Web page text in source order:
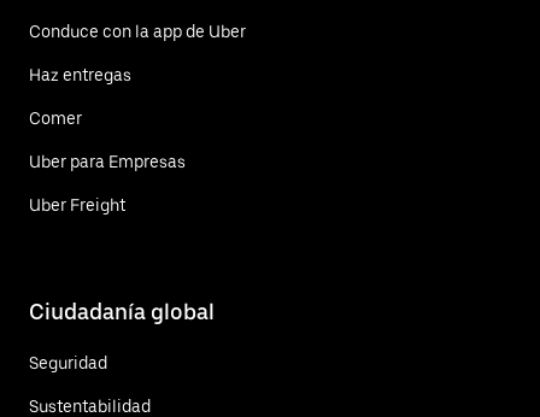
Conduce con la app de Uber
Haz entregas
Comer
Uber para Empresas
Uber Freight
Ciudadanía global
Seguridad
Sustentabilidad